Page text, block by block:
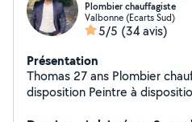
Plombier chauffagiste
Valbonne (Ecarts Sud)
5/5 (34 avis)
Présentation
Thomas 27 ans Plombier chauffagiste 9 ans Carreleur à
disposition Peintre à